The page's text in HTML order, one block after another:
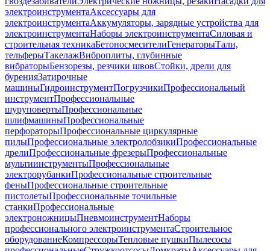
электроинструментаАксессуары для
электроинструментаАккумуляторы, зарядные устройства для
электроинструментаНаборы электроинструментаСиловая и
строительная техникаБетоносмесителиГенераторыТали,
тельферыТакелажВиброплиты, глубинные
вибраторыБензорезы, резчики швовСтойки, дрели для
буренияЗатирочные
машиныГидроинструментПогрузчикиПрофессиональный
инструментПрофессиональные
шуруповертыПрофессиональные
шлифмашиныПрофессиональные
перфораторыПрофессиональные циркулярные
пилыПрофессиональные электролобзикиПрофессиональные
дрелиПрофессиональные фрезерыПрофессиональные
мультиинструментыПрофессиональные
электрорубанкиПрофессиональные строительные
феныПрофессиональные строительные
пистолетыПрофессиональные точильные
станкиПрофессиональные
электроножницыПневмоинструментНаборы
профессионального электроинструментаСтроительное
оборудованиеКомпрессорыТепловые пушкиПылесосы